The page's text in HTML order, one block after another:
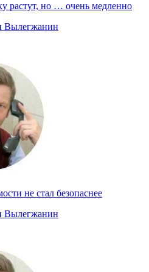
растут, но … очень медленно
Вылегжанин
не стал безопаснее
Вылегжанин